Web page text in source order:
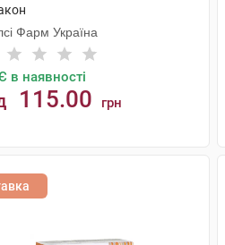
Фарм Україна
в наявності
115.00 грн